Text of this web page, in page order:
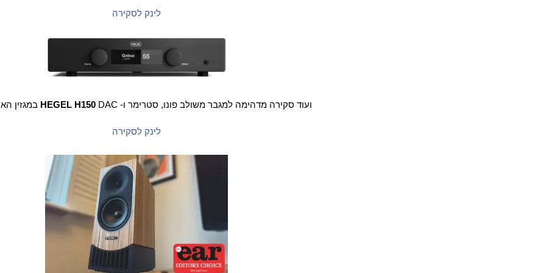
לינק לסקירה
ועוד סקירה מדהימה למגבר משולב פונו, סטרימר ו- HEGEL H150 DAC במגזין האנגלי
לינק לסקירה